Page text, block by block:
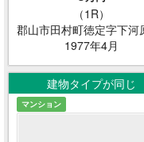
（1R）
1977年4月
建物タイプが同じ
マンション